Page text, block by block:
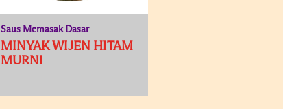
Saus Memasak Dasar
MINYAK WIJEN HITAM
MURNI